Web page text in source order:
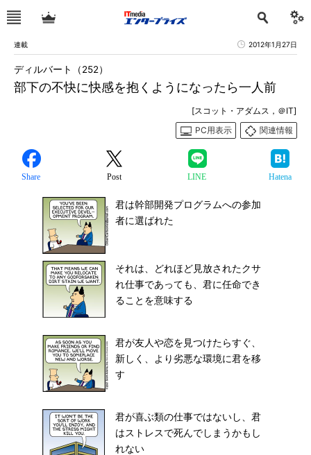
連載 2012年1月27日
部下の不快に快感を抱くようになったら一人前
ディルバート（252）
[スコット・アダムス，＠IT]
PC用表示
関連情報
Share Post LINE Hatena
君は幹部開発プログラムへの参加
者に選ばれた
それは、どれほど見放されたクサ
れ仕事であっても、君に任命でき
ることを意味する
君が友人や恋を見つけたらすぐ、
新しく、より劣悪な環境に君を移
す
君が喜ぶ類の仕事ではないし、君
はストレスで死んでしまうかもし
れない